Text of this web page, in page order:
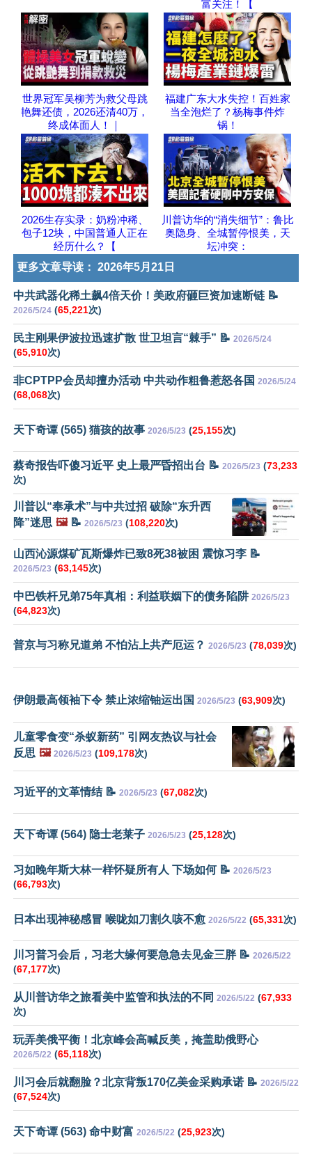
富关注！【
世界冠军吴柳芳为救父母跳
艳舞还债，2026还清40万，
终成体面人！｜
福建广东大水失控！百姓家
当全泡烂了？杨梅事件炸
锅！
2026生存实录：奶粉冲稀、
包子12块，中国普通人正在
经历什么？【
川普访华的“消失细节”：鲁比
奥隐身、全城暂停恨美，天
坛冲突：
更多文章导读： 2026年5月21日
中共武器化稀土飙4倍天价！美政府砸巨资加速断链 📝
2026/5/24 (65,221次)
民主刚果伊波拉迅速扩散 世卫坦言“棘手” 📝 2026/5/24
(65,910次)
非CPTPP会员却擅办活动 中共动作粗鲁惹怒各国 2026/5/24
(68,068次)
天下奇谭 (565) 猫孩的故事 2026/5/23 (25,155次)
蔡奇报告吓傻习近平 史上最严昏招出台 📝 2026/5/23 (73,233
次)
川普以“奉承术”与中共过招 破除“东升西
降”迷思 🖼️📝 2026/5/23 (108,220次)
山西沁源煤矿瓦斯爆炸已致8死38被困 震惊习李 📝
2026/5/23 (63,145次)
中巴铁杆兄弟75年真相：利益联姻下的债务陷阱 2026/5/23
(64,823次)
普京与习称兄道弟 不怕沾上共产厄运？ 2026/5/23 (78,039次)
伊朗最高领袖下令 禁止浓缩铀运出国 2026/5/23 (63,909次)
儿童零食变“杀蚁新药” 引网友热议与社会
反思 🖼️ 2026/5/23 (109,178次)
习近平的文革情结 📝 2026/5/23 (67,082次)
天下奇谭 (564) 隐士老莱子 2026/5/23 (25,128次)
习如晚年斯大林一样怀疑所有人 下场如何 📝 2026/5/23
(66,793次)
日本出现神秘感冒 喉咙如刀割久咳不愈 2026/5/22 (65,331次)
川习普习会后，习老大缘何要急急去见金三胖 📝 2026/5/22
(67,177次)
从川普访华之旅看美中监管和执法的不同 2026/5/22 (67,933
次)
玩弄美俄平衡！北京峰会高喊反美，掩盖助俄野心
2026/5/22 (65,118次)
川习会后就翻脸？北京背叛170亿美金采购承诺 📝 2026/5/22
(67,524次)
天下奇谭 (563) 命中财富 2026/5/22 (25,923次)